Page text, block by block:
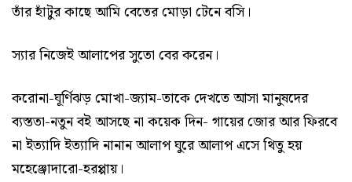
তাঁর হাঁটুর কাছে আমি বেতের মোড়া টেনে বসি।
স্যার নিজেই আলাপের সুতো বের করেন।
করোনা-ঘূর্ণিঝড় মোখা-জ্যাম-তাকে দেখতে আসা মানুষদের
ব্যস্ততা-নতুন বই আসছে না কয়েক দিন- গায়ের জোর আর ফিরবে
না ইত্যাদি ইত্যাদি নানান আলাপ ঘুরে আলাপ এসে থিতু হয়
মহেঞ্জোদারো-হরপ্পায়।